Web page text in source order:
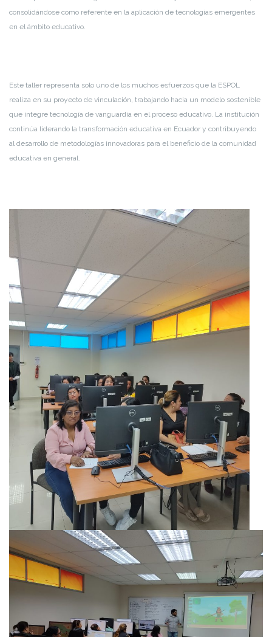
consolidándose como referente en la aplicación de tecnologías emergentes
en el ámbito educativo.
Este taller representa solo uno de los muchos esfuerzos que la ESPOL
realiza en su proyecto de vinculación, trabajando hacia un modelo sostenible
que integre tecnología de vanguardia en el proceso educativo. La institución
continúa liderando la transformación educativa en Ecuador y contribuyendo
al desarrollo de metodologías innovadoras para el beneficio de la comunidad
educativa en general.